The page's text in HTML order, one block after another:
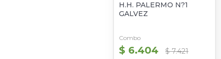
H.H. PALERMO N?1
GALVEZ
Combo
$ 6.404 $ 7.421